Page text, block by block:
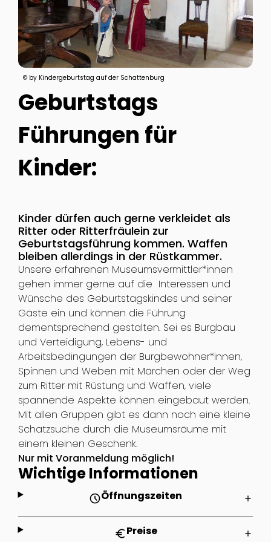
© by Kindergeburtstag auf der Schattenburg
Geburtstags
Führungen für
Kinder:
Kinder dürfen auch gerne verkleidet als
Ritter oder Ritterfräulein zur
Geburtstagsführung kommen. Waffen
bleiben allerdings in der Rüstkammer.
Unsere erfahrenen Museumsvermittler*innen
gehen immer gerne auf die Interessen und
Wünsche des Geburtstagskindes und seiner
Gäste ein und können die Führung
dementsprechend gestalten. Sei es Burgbau
und Verteidigung, Lebens- und
Arbeitsbedingungen der Burgbewohner*innen,
Spinnen und Weben mit Märchen oder der Weg
zum Ritter mit Rüstung und Waffen, viele
spannende Aspekte können eingebaut werden.
Mit allen Gruppen gibt es dann noch eine kleine
Schatzsuche durch die Museumsräume mit
einem kleinen Geschenk.
Nur mit Voranmeldung möglich!
Wichtige Informationen
scheduleÖffnungszeiten add
euroPreise add